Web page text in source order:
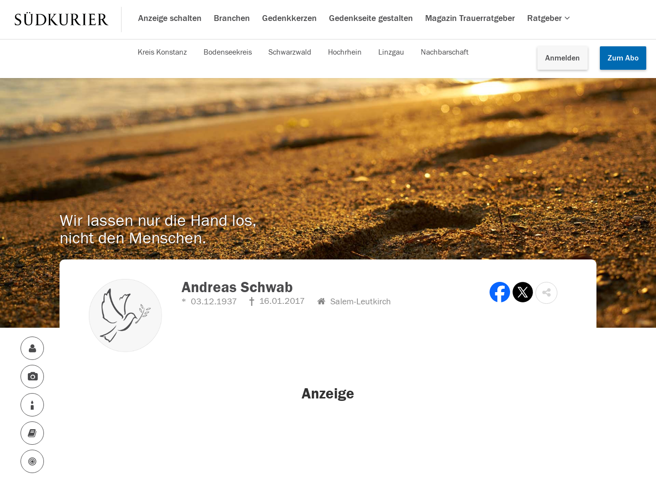
Anzeige schalten Branchen Gedenkkerzen Gedenkseite gestalten Magazin Trauerratgeber Ratgeber
Anmelden Zum Abo
Kreis Konstanz Bodenseekreis Schwarzwald Hochrhein Linzgau Nachbarschaft
Wir lassen nur die Hand los,
nicht den Menschen.
Andreas Schwab
03.12.1937 16.01.2017 Salem-Leutkirch
Anzeige